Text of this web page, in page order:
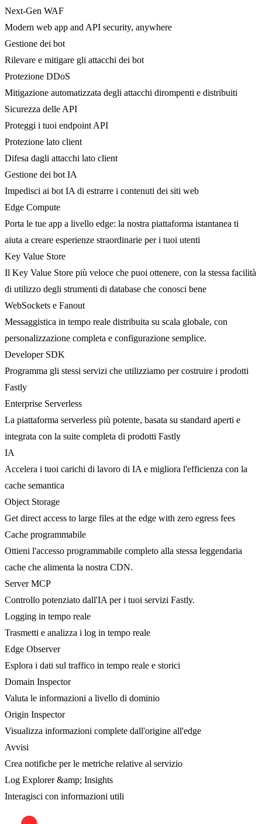
Next-Gen WAF
Modern web app and API security, anywhere
Gestione dei bot
Rilevare e mitigare gli attacchi dei bot
Protezione DDoS
Mitigazione automatizzata degli attacchi dirompenti e distribuiti
Sicurezza delle API
Proteggi i tuoi endpoint API
Protezione lato client
Difesa dagli attacchi lato client
Gestione dei bot IA
Impedisci ai bot IA di estrarre i contenuti dei siti web
Edge Compute
Porta le tue app a livello edge: la nostra piattaforma istantanea ti
aiuta a creare esperienze straordinarie per i tuoi utenti
Key Value Store
Il Key Value Store più veloce che puoi ottenere, con la stessa facilità
di utilizzo degli strumenti di database che conosci bene
WebSockets e Fanout
Messaggistica in tempo reale distribuita su scala globale, con
personalizzazione completa e configurazione semplice.
Developer SDK
Programma gli stessi servizi che utilizziamo per costruire i prodotti
Fastly
Enterprise Serverless
La piattaforma serverless più potente, basata su standard aperti e
integrata con la suite completa di prodotti Fastly
IA
Accelera i tuoi carichi di lavoro di IA e migliora l'efficienza con la
cache semantica
Object Storage
Get direct access to large files at the edge with zero egress fees
Cache programmabile
Ottieni l'accesso programmabile completo alla stessa leggendaria
cache che alimenta la nostra CDN.
Server MCP
Controllo potenziato dall'IA per i tuoi servizi Fastly.
Logging in tempo reale
Trasmetti e analizza i log in tempo reale
Edge Observer
Esplora i dati sul traffico in tempo reale e storici
Domain Inspector
Valuta le informazioni a livello di dominio
Origin Inspector
Visualizza informazioni complete dall'origine all'edge
Avvisi
Crea notifiche per le metriche relative al servizio
Log Explorer &amp; Insights
Interagisci con informazioni utili